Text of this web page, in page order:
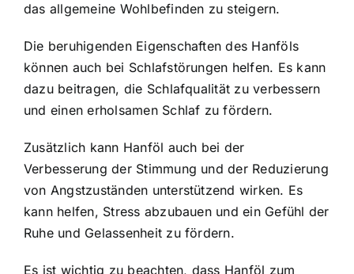
das allgemeine Wohlbefinden zu steigern.
Die beruhigenden Eigenschaften des Hanföls
können auch bei Schlafstörungen helfen. Es kann
dazu beitragen, die Schlafqualität zu verbessern
und einen erholsamen Schlaf zu fördern.
Zusätzlich kann Hanföl auch bei der
Verbesserung der Stimmung und der Reduzierung
von Angstzuständen unterstützend wirken. Es
kann helfen, Stress abzubauen und ein Gefühl der
Ruhe und Gelassenheit zu fördern.
Es ist wichtig zu beachten, dass Hanföl zum